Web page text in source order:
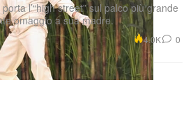
l’“high street” sul palco più grande
omaggio a sua madre.
4.0K 0